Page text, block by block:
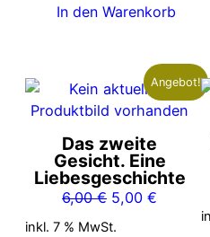
In den Warenkorb
Angebot!
Das zweite
Gesicht. Eine
Liebesgeschichte
6,00€ Ursprünglicher
Preis
5,00€
inkl. 7 % MwSt.